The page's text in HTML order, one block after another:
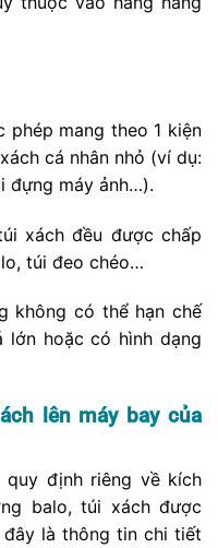
phép mang theo 1 kiện
cá nhân nhỏ (ví dụ:
đựng máy ảnh…).
xách đều được chấp
túi đeo chéo…
không có thể hạn chế
hoặc có hình dạng
lên máy bay của
quy định riêng về kích
balo, túi xách được
đây là thông tin chi tiết